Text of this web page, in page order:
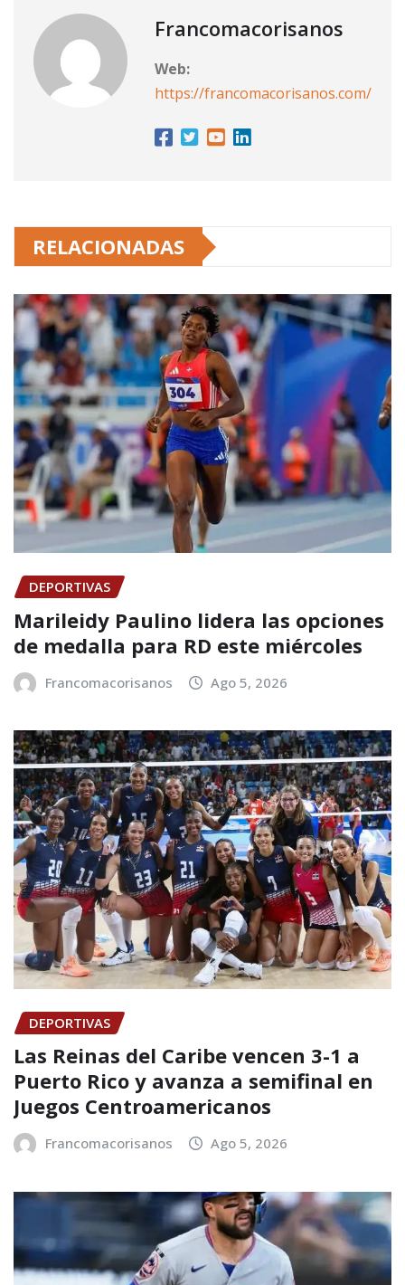
Francomacorisanos
Web:
https://francomacorisanos.com/
RELACIONADAS
DEPORTIVAS
Marileidy Paulino lidera las opciones
de medalla para RD este miércoles
Francomacorisanos Ago 5, 2026
DEPORTIVAS
Las Reinas del Caribe vencen 3-1 a
Puerto Rico y avanza a semifinal en
Juegos Centroamericanos
Francomacorisanos Ago 5, 2026